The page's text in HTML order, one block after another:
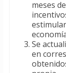
meses
Se
en